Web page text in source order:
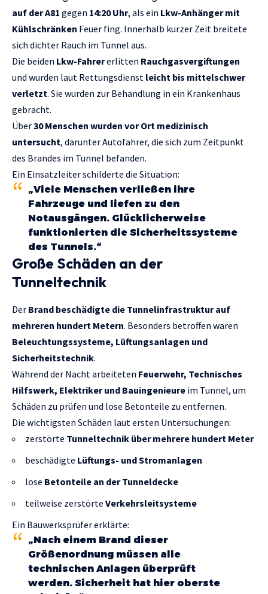
auf der A81 gegen 14:20 Uhr, als ein Lkw-Anhänger mit
Kühlschränken Feuer fing. Innerhalb kurzer Zeit breitete
sich dichter Rauch im Tunnel aus.
Die beiden Lkw-Fahrererlitten Rauchgasvergiftungen
und wurden laut Rettungsdienst leicht bis mittelschwer
verletzt. Sie wurden zur Behandlung in ein Krankenhaus
gebracht.
Über30 Menschen wurden vor Ort medizinisch
untersucht, darunter Autofahrer, die sich zum Zeitpunkt
des Brandes im Tunnel befanden.
Ein Einsatzleiter schilderte die Situation:
„Viele Menschen verließen ihre
Fahrzeuge und liefen zu den
Notausgängen. Glücklicherweise
funktionierten die Sicherheitssysteme
des Tunnels.“
Große Schäden an der
Tunneltechnik
Der Brand beschädigte die Tunnelinfrastruktur auf
mehreren hundert Metern. Besonders betroffen waren
Beleuchtungssysteme, Lüftungsanlagen und
Sicherheitstechnik.
Während der Nacht arbeiteten Feuerwehr, Technisches
Hilfswerk, Elektriker und Bauingenieure im Tunnel, um
Schäden zu prüfen und lose Betonteile zu entfernen.
Die wichtigsten Schäden laut ersten Untersuchungen:
zerstörte Tunneltechnik über mehrere hundert Meter
beschädigte Lüftungs- und Stromanlagen
lose Betonteile an der Tunneldecke
teilweise zerstörte Verkehrsleitsysteme
Ein Bauwerksprüfer erklärte:
„Nach einem Brand dieser
Größenordnung müssen alle
technischen Anlagen überprüft
werden. Sicherheit hat hier oberste